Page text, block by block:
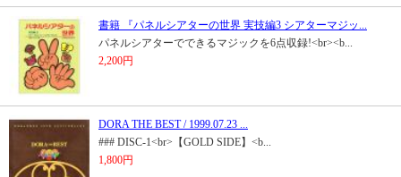
書籍 『パネルシアターの世界 実技編3 シアターマジッ...
パネルシアターでできるマジックを6点収録!<br><b...
2,200円
DORA THE BEST / 1999.07.23 ...
### DISC-1<br>【GOLD SIDE】<b...
1,800円